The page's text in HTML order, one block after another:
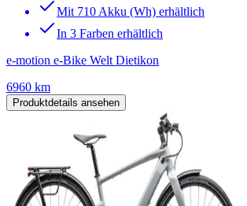
Mit 710 Akku (Wh) erhältlich
In 3 Farben erhältlich
e-motion e-Bike Welt Dietikon
6960 km
Produktdetails ansehen